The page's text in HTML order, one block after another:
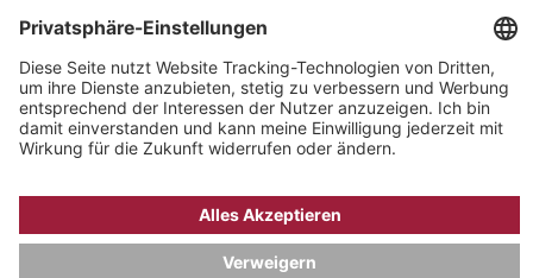
IMPRESSUM
AGB & WIDERRUF
COOKIE-EINSTELLUNGEN